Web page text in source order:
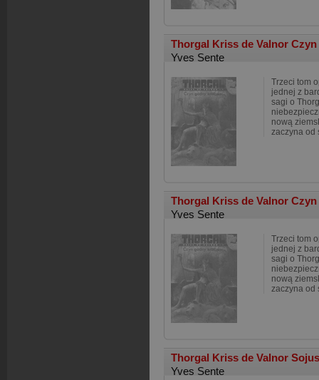
Thorgal Kriss de Valnor
Yves Sente
Trzeci tom
jednej z
sagi o
nową
zaczyna od
Thorgal Kriss de Valnor
Yves Sente
Trzeci tom
jednej z
sagi o
nową
zaczyna od
Thorgal Kriss de Valnor
Yves Sente